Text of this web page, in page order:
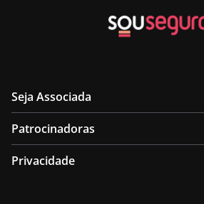
Seja Associada
Patrocinadoras
Privacidade